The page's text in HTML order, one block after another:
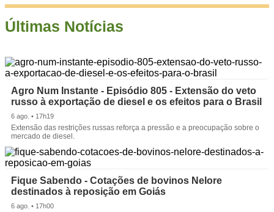
Últimas Notícias
Agro Num Instante - Episódio 805 - Extensão do veto
russo à exportação de diesel e os efeitos para o Brasil
6 ago. • 17h19
Extensão das restrições russas reforça a pressão e a preocupação sobre o
mercado de diesel.
Fique Sabendo - Cotações de bovinos Nelore
destinados à reposição em Goiás
6 ago. • 17h00